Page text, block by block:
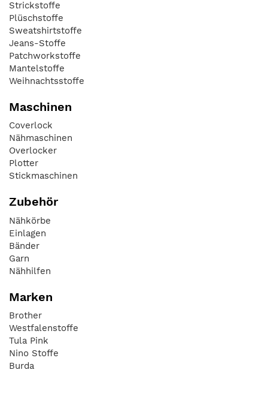
Strickstoffe
Plüschstoffe
Sweatshirtstoffe
Jeans-Stoffe
Patchworkstoffe
Mantelstoffe
Weihnachtsstoffe
Maschinen
Coverlock
Nähmaschinen
Overlocker
Plotter
Stickmaschinen
Zubehör
Nähkörbe
Einlagen
Bänder
Garn
Nähhilfen
Marken
Brother
Westfalenstoffe
Tula Pink
Nino Stoffe
Burda